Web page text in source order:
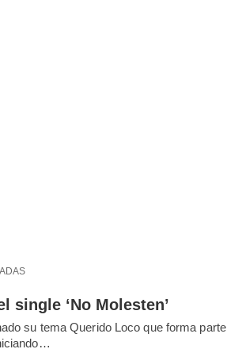
single ‘No Molesten’
su tema Querido Loco que forma parte